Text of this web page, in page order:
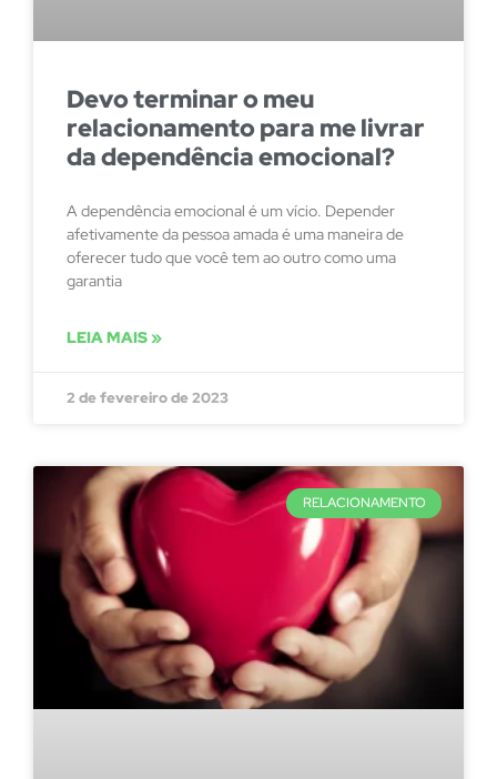
Devo terminar o meu
relacionamento para me livrar
da dependência emocional?
A dependência emocional é um vício. Depender
afetivamente da pessoa amada é uma maneira de
oferecer tudo que você tem ao outro como uma
garantia
LEIA MAIS »
2 de fevereiro de 2023
RELACIONAMENTO